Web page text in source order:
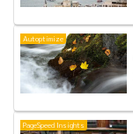
Autoptimize
PageSpeed Insights